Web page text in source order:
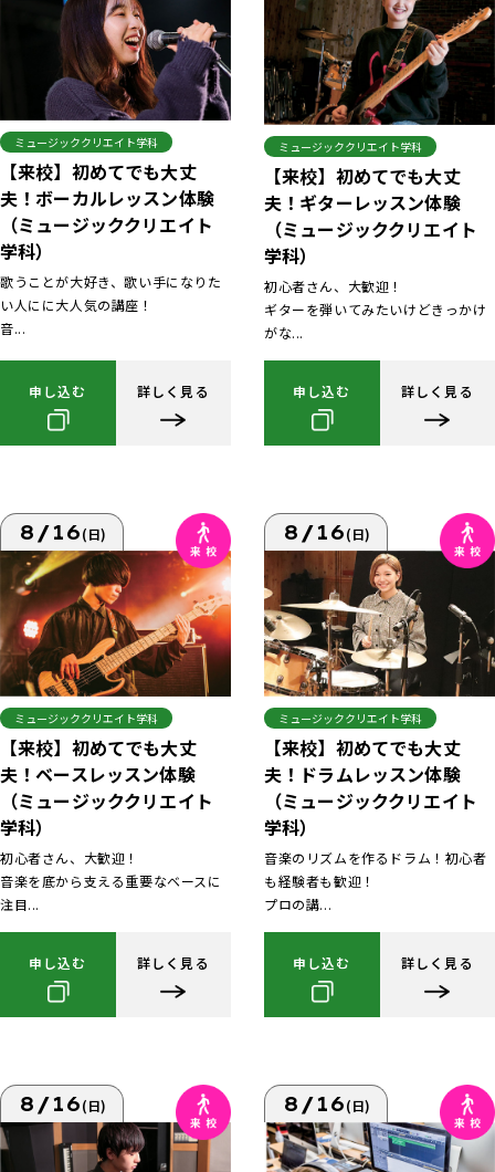
ミュージッククリエイト学科
【来校】初めてでも大丈
夫！ボーカルレッスン体験
（ミュージッククリエイト
学科）
歌うことが大好き、歌い手になりた
い人にに大人気の講座！
音...
申し込む 詳しく見る
ミュージッククリエイト学科
【来校】初めてでも大丈
夫！ギターレッスン体験
（ミュージッククリエイト
学科）
初心者さん、大歓迎！
ギターを弾いてみたいけどきっかけ
がな...
申し込む 詳しく見る
8/16(日)
ミュージッククリエイト学科
【来校】初めてでも大丈
夫！ベースレッスン体験
（ミュージッククリエイト
学科）
初心者さん、大歓迎！
音楽を底から支える重要なベースに
注目...
申し込む 詳しく見る
8/16(日)
ミュージッククリエイト学科
【来校】初めてでも大丈
夫！ドラムレッスン体験
（ミュージッククリエイト
学科）
音楽のリズムを作るドラム！初心者
も経験者も歓迎！
プロの講...
申し込む 詳しく見る
8/16(日) 8/16(日)